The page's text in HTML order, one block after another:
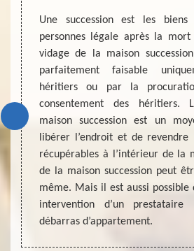
des
des
des
à
de
Une succession est les
personnes légale après la mort
vidage de la maison
parfaitement faisable
héritiers ou par la
consentement des héritiers.
maison succession est un
libérer l’endroit et de revendre
récupérables à l’intérieur de la
de la maison succession peut
même. Mais il est aussi possible
intervention d’un prestataire
débarras d’appartement.